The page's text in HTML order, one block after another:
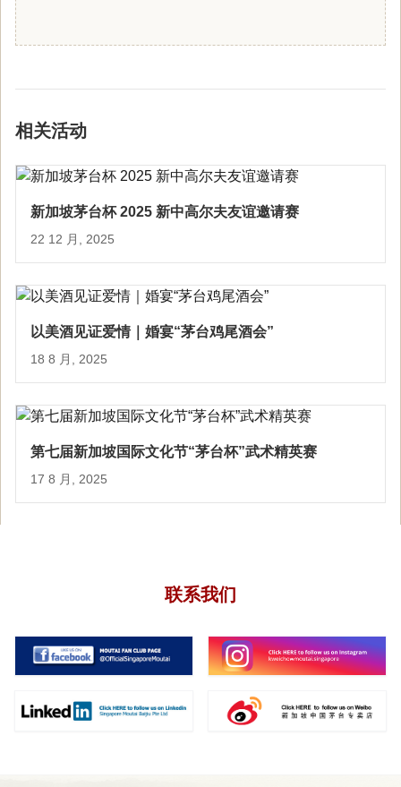
相关活动
新加坡茅台杯 2025 新中高尔夫友谊邀请赛
22 12 月, 2025
以美酒见证爱情｜婚宴“茅台鸡尾酒会”
18 8 月, 2025
第七届新加坡国际文化节“茅台杯”武术精英赛
17 8 月, 2025
联系我们